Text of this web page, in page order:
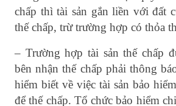
chấp thì tài sản gắn liền với đất
thế chấp, trừ trường hợp có thỏa
– Trường hợp tài sản thế chấp
bên nhận thế chấp phải thông
hiểm biết về việc tài sản bảo
để thế chấp. Tổ chức bảo hiểm